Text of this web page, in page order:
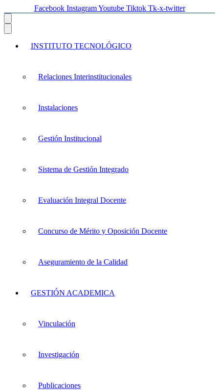
Facebook Instagram Youtube Tiktok Tk-x-twitter
INSTITUTO TECNOLÓGICO
Relaciones Interinstitucionales
Instalaciones
Gestión Institucional
Sistema de Gestión Integrado
Evaluación Integral Docente
Concurso de Mérito y Oposición Docente
Aseguramiento de la Calidad
GESTIÓN ACADEMICA
Vinculación
Investigación
Publicaciones